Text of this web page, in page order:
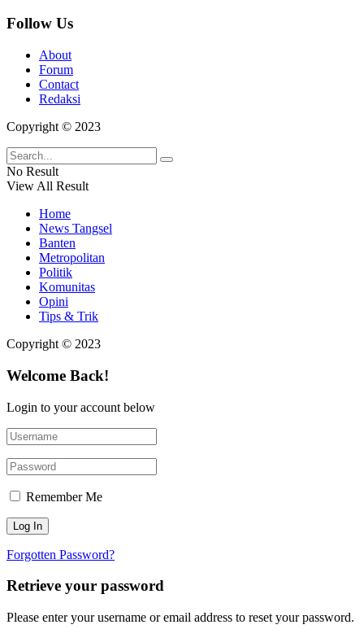
Follow Us
About
Forum
Contact
Redaksi
Copyright © 2023
No Result
View All Result
Home
News Tangsel
Banten
Metropolitan
Politik
Komunitas
Opini
Tips & Trik
Copyright © 2023
Welcome Back!
Login to your account below
Remember Me
Forgotten Password?
Retrieve your password
Please enter your username or email address to reset your password.